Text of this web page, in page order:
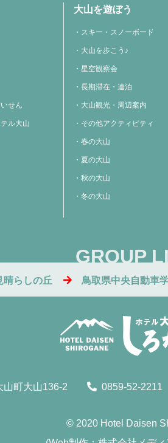
せん
ル大山
大山を遊ぼう
スキー・スノーボード
大山を歩こう♪
星空観察会
長期滞在・連泊
大山観光・周辺案内
その他アクティビティ
春の大山
夏の大山
秋の大山
冬の大山
GROUP
晴らしの丘 鳥取県中央自動車
山町大山136-2 0859-52-2211
© 2020 Hotel Daisen